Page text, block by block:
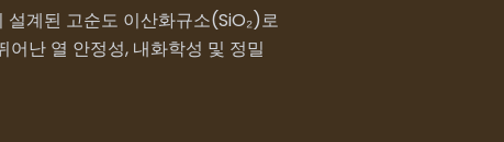
계된 고순도 이산화규소(SiO₂)로
난 열 안정성, 내화학성 및 정밀